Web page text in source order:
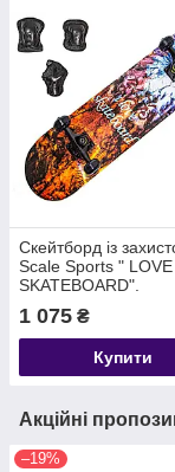
Скейтборд із
Scale Sports " LOVE
SKATEBOARD".
1 075 ₴
Купити
Акційні
–19%